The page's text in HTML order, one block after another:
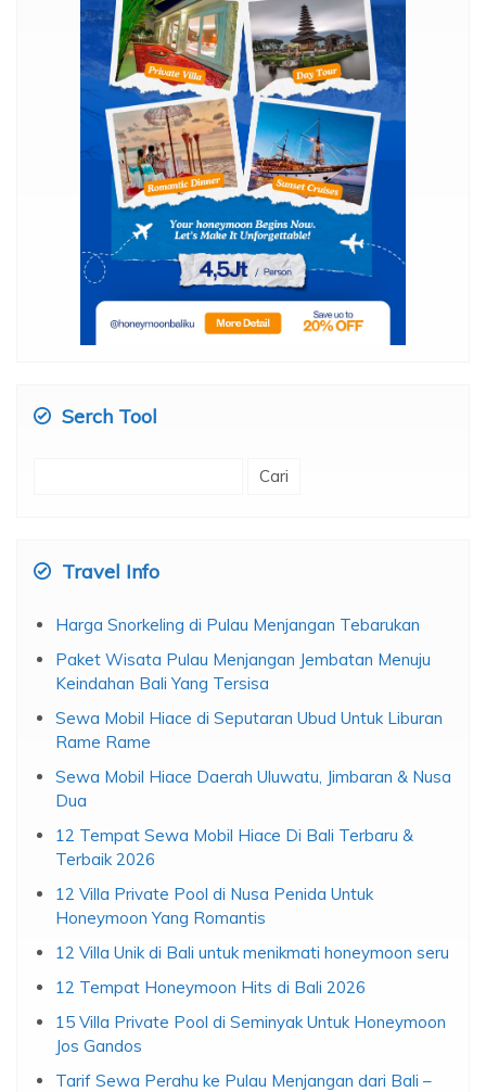
Serch Tool
Travel Info
Harga Snorkeling di Pulau Menjangan Tebarukan
Paket Wisata Pulau Menjangan Jembatan Menuju
Keindahan Bali Yang Tersisa
Sewa Mobil Hiace di Seputaran Ubud Untuk Liburan
Rame Rame
Sewa Mobil Hiace Daerah Uluwatu, Jimbaran & Nusa
Dua
12 Tempat Sewa Mobil Hiace Di Bali Terbaru &
Terbaik 2026
12 Villa Private Pool di Nusa Penida Untuk
Honeymoon Yang Romantis
12 Villa Unik di Bali untuk menikmati honeymoon seru
12 Tempat Honeymoon Hits di Bali 2026
15 Villa Private Pool di Seminyak Untuk Honeymoon
Jos Gandos
Tarif Sewa Perahu ke Pulau Menjangan dari Bali –